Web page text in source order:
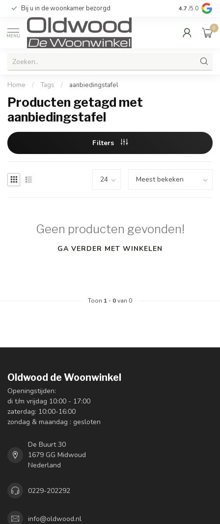
Bij u in de woonkamer bezorgd Kwaliteit &
4.7 /5.0
MENU
0
Home / Tags / aanbiedingstafel
Producten getagd met
aanbiedingstafel
Filters
Geen producten gevonden!
GA VERDER MET WINKELEN
Toon 1 - 0van 0
Oldwood de Woonwinkel
Openingstijden:
di t/m vrijdag 10:00 - 17:00
zaterdag: 10:00-16:00
zondag & maandag : gesloten
De Buurt 30
1679 GG Midwoud
Nederland
0229-202292
info@oldwood.nl